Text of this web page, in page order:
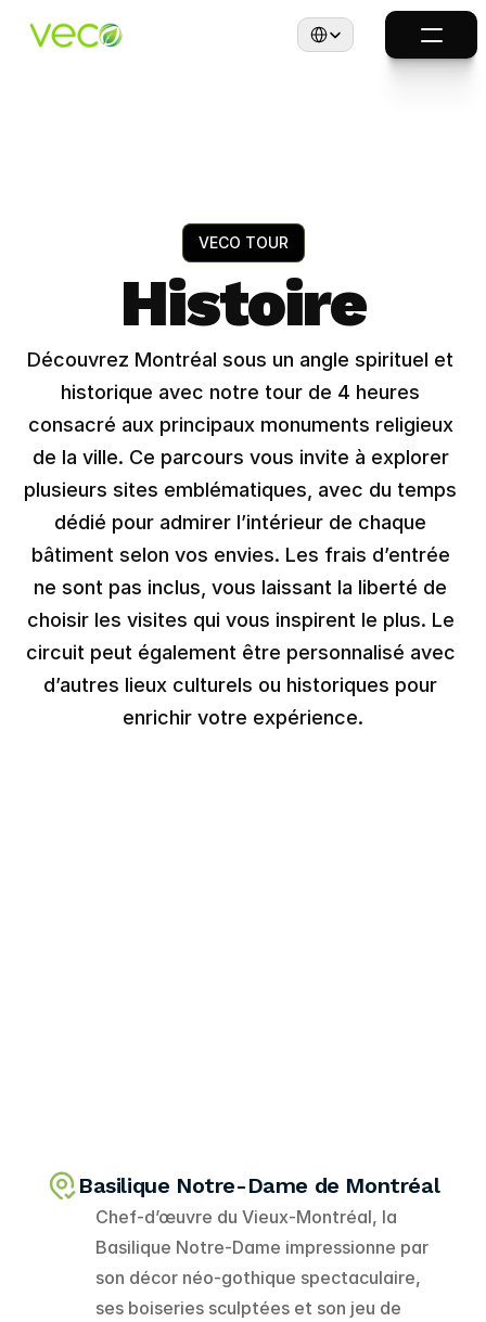
Select Language
VECO TOUR
Histoire
Découvrez Montréal sous un angle spirituel et
historique avec notre tour de 4 heures
consacré aux principaux monuments religieux
de la ville. Ce parcours vous invite à explorer
plusieurs sites emblématiques, avec du temps
dédié pour admirer l’intérieur de chaque
bâtiment selon vos envies. Les frais d’entrée
ne sont pas inclus, vous laissant la liberté de
choisir les visites qui vous inspirent le plus. Le
circuit peut également être personnalisé avec
d’autres lieux culturels ou historiques pour
enrichir votre expérience.
Itinéraire
Basilique Notre-Dame de Montréal
Chef-d’œuvre du Vieux-Montréal, la
Basilique Notre-Dame impressionne par
son décor néo-gothique spectaculaire,
ses boiseries sculptées et son jeu de